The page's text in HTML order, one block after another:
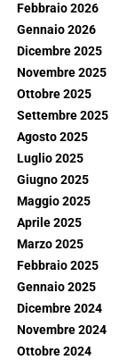
Febbraio 2026
Gennaio 2026
Dicembre 2025
Novembre 2025
Ottobre 2025
Settembre 2025
Agosto 2025
Luglio 2025
Giugno 2025
Maggio 2025
Aprile 2025
Marzo 2025
Febbraio 2025
Gennaio 2025
Dicembre 2024
Novembre 2024
Ottobre 2024